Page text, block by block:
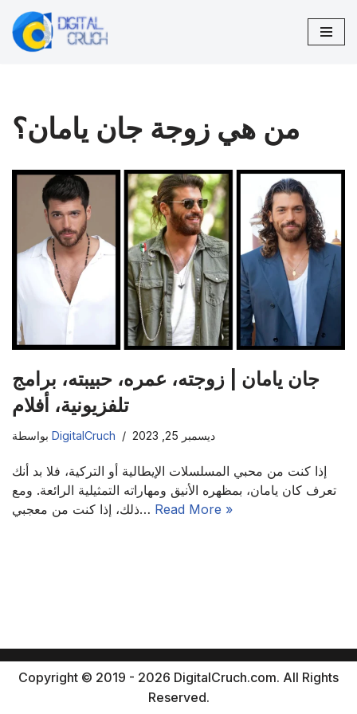
تخطى
من هي زوجة جان يامان؟
جان يامان | زوجته، عمره، حبيبته، برامج
تلفزيونية، أفلام
DigitalCruch ديسمبر 25, 2023
إذا كنت من محبي المسلسلات الإيطالية أو التركية، فلا بد أنك
تعرف كان يامان، بمظهره الأنيق ومهاراته التمثيلية الرائعة. ومع
ذلك، إذا كنت من معجبي… Read More »
Copyright © 2019 - 2026 DigitalCruch.com. All Rights
Reserved.